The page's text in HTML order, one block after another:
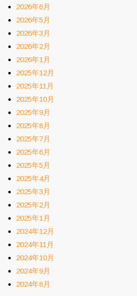
2026年6月
2026年5月
2026年3月
2026年2月
2026年1月
2025年12月
2025年11月
2025年10月
2025年9月
2025年8月
2025年7月
2025年6月
2025年5月
2025年4月
2025年3月
2025年2月
2025年1月
2024年12月
2024年11月
2024年10月
2024年9月
2024年8月